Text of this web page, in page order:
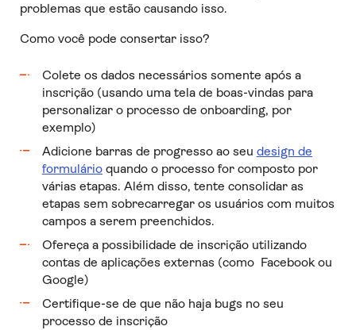
problemas que estão causando isso.
Como você pode consertar isso?
Colete os dados necessários somente após a
inscrição (usando uma tela de boas-vindas para
personalizar o processo de onboarding, por
exemplo)
Adicione barras de progresso ao seu design de
formulárioquando o processo for composto por
várias etapas. Além disso, tente consolidar as
etapas sem sobrecarregar os usuários com muitos
campos a serem preenchidos.
Ofereça a possibilidade de inscrição utilizando
contas de aplicações externas (como Facebook ou
Google)
Certifique-se de que não haja bugs no seu
processo de inscrição